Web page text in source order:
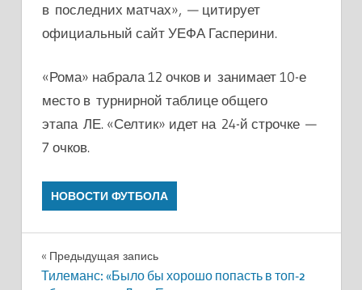
в последних матчах», — цитирует
официальный сайт УЕФА Гасперини.
«Рома» набрала 12 очков и занимает 10-е
место в турнирной таблице общего
этапа ЛЕ. «Селтик» идет на 24-й строчке —
7 очков.
НОВОСТИ ФУТБОЛА
Навигация
Предыдущая запись
Тилеманс: «Было бы хорошо попасть в топ-2